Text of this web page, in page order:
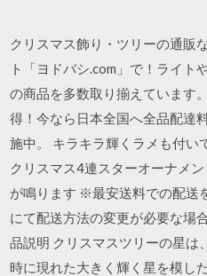
クリスマス飾り・ツリーの通販
ト「ヨドバシ.com」で！ライト
の商品を多数取り揃えています
得！今なら日本全国へ全品配達
施中。 キラキラ輝くラメも付い
クリスマス4連スターオーナメ
が鳴ります ※最安送料での配送
にて配送方法の変更が必要な場
品説明 クリスマスツリーの星は
時に現れた大きく輝く星を模し